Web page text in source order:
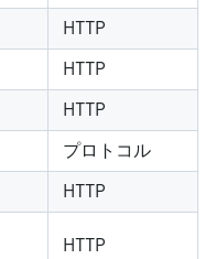
HTTP
HTTP
HTTP
プロトコル
HTTP
HTTP